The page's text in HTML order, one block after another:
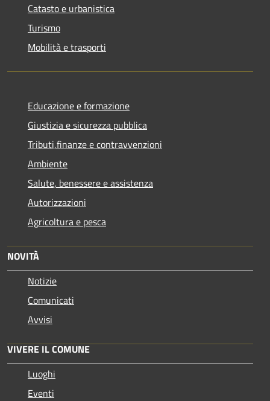
Catasto e urbanistica
Turismo
Mobilità e trasporti
Educazione e formazione
Giustizia e sicurezza pubblica
Tributi,finanze e contravvenzioni
Ambiente
Salute, benessere e assistenza
Autorizzazioni
Agricoltura e pesca
NOVITÀ
Notizie
Comunicati
Avvisi
VIVERE IL COMUNE
Luoghi
Eventi